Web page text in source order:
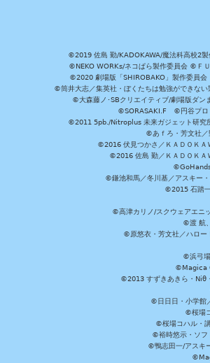
©2019 佐島 勤/KADOKAWA/魔法科高校2
©NEKO WORKs/ネコぱら製作委員会 ©Ｆ
©2020 劇場版「SHIROBAKO」製作委員
©筒井大志／集英社・ぼくたちは勉強ができな
©大森藤ノ･SBクリエイティブ/劇場版ダ
©SORASAKI.F ©円谷プロ
©2011 5pb./Nitroplus 未来ガジェット研究
©あｆろ・芳文社
©2016 伏見つかさ／ＫＡＤＯＫＡ
©2016 佐島 勤／ＫＡＤＯＫ
©鎌池和馬／冬川基／アスキー
©2015 石踏
©高津カリノ/スクウェアエニ
©渡 航
©原悠衣・芳文社／ハロ
©浜弓
©Magica
©2013 すずきあきら・Niθ
©日日日・小学館
©桜場
©桜場コハル・
©裕時悠示・ソフ
©鴨志田一/アス